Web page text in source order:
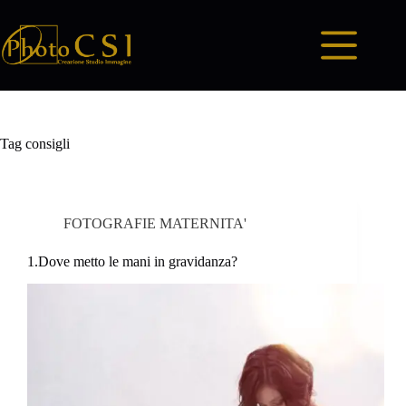
contenuto
Tag consigli
FOTOGRAFIE MATERNITA'
1.Dove metto le mani in gravidanza?